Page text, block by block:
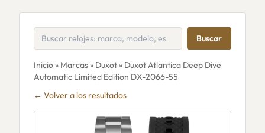
Buscar
Inicio» Marcas» Duxot» Duxot Atlantica Deep Dive
Automatic Limited Edition DX-2066-55
← Volver a los resultados